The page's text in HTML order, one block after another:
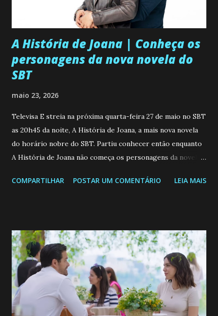
A História de Joana | Conheça os
personagens da nova novela do
SBT
maio 23, 2026
Televisa E streia na próxima quarta-feira 27 de maio no SBT
as 20h45 da noite, A História de Joana, a mais nova novela
do horário nobre do SBT. Partiu conhecer então enquanto
A História de Joana não começa os personagens da novela?
de 25/05/26 a 31/05/26 JOANA GUADALUPE (Camila
permanecer virgem até encontrar o homem que realmente
ama, o que não é fácil, já que dedica todas as suas energias a
se aprimorar, trabalhando, estudando e se orgulhando de
ser a primeira mulher da família a ingressar na
universidade. Ela tem uma personalidade muito alegre, é
muito madura para a idade, determinada, criativa e
COMPARTILHAR POSTAR UM COMENTÁRIO LEIA MAIS